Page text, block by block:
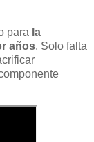
para la
años. Solo falta